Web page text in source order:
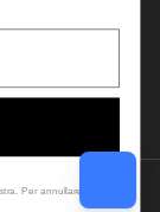
Per annullare